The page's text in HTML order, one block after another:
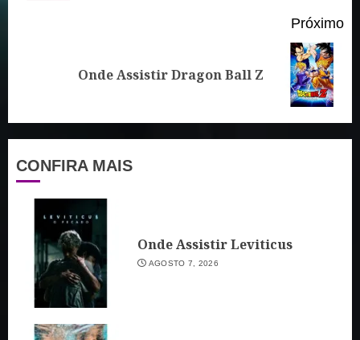
Próximo
Onde Assistir Dragon Ball Z
CONFIRA MAIS
Onde Assistir Leviticus
AGOSTO 7, 2026